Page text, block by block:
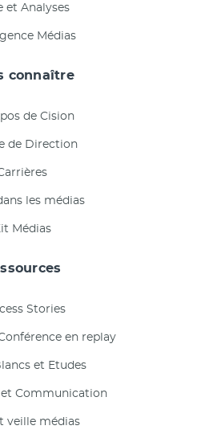
et Analyses
Médias
connaître
de Cision
de Direction
les médias
Médias
Stories
en replay
et Etudes
et Communication
veille médias